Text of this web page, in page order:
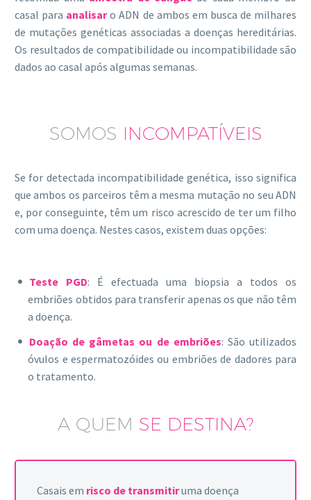
casal para analisaro ADN de ambos em busca de milhares
de mutações genéticas associadas a doenças hereditárias.
Os resultados de compatibilidade ou incompatibilidade são
dados ao casal após algumas semanas.
SOMOS INCOMPATÍVEIS
Se for detectada incompatibilidade genética, isso significa
que ambos os parceiros têm a mesma mutação no seu ADN
e, por conseguinte, têm um risco acrescido de ter um filho
com uma doença. Nestes casos, existem duas opções:
Teste PGD: É efectuada uma biopsia a todos os
embriões obtidos para transferir apenas os que não têm
a doença.
Doação de gâmetas ou de embriões: São utilizados
óvulos e espermatozóides ou embriões de dadores para
o tratamento.
A QUEM SE DESTINA?
Casais em risco de transmitiruma doença